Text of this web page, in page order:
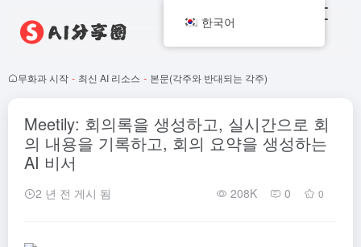
무화과 시작 - 최신 AI 리소스 - 본문(각주와 반대되는 각주)
Meetily: 회의록을 생성하고, 실시간으로 회
의 내용을 기록하고, 회의 요약을 생성하는
AI 비서
2 년 전 게시 됨 208K 0 0
한국어